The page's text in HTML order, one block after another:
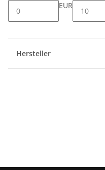
EUR
Hersteller